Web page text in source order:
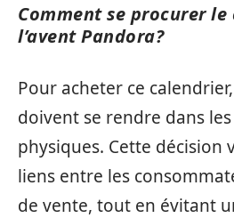
Comment se procurer
l’avent Pandora?
Pour acheter ce
doivent se rendre dans
physiques. Cette décision
liens entre les
de vente, tout en évitant